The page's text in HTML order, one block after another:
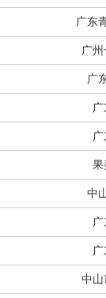
广东
广
广
果
中
中山